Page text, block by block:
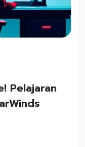
Pelajaran